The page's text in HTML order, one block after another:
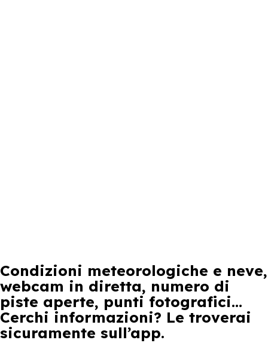
Condizioni meteorologiche e neve,
webcam in diretta, numero di
piste aperte, punti fotografici…
Cerchi informazioni? Le troverai
sicuramente sull’app.